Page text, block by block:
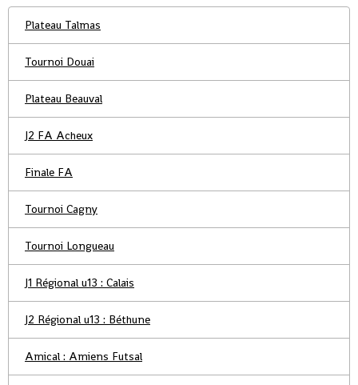
Plateau Talmas
Tournoi Douai
Plateau Beauval
J2 FA Acheux
Finale FA
Tournoi Cagny
Tournoi Longueau
J1 Régional u13 : Calais
J2 Régional u13 : Béthune
Amical : Amiens Futsal